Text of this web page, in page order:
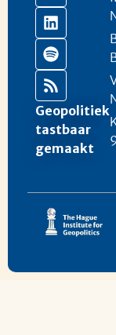
Geopolitiek
tastbaar
gemaakt